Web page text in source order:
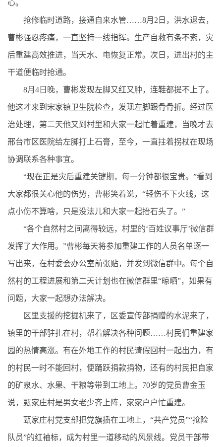
心。
抢修临时道路，接通自来水管……8月2日，洪水退去，
曹彬强忍疼痛，一直坚持一线指挥。生产自救有条不紊，灾
后重建高效推进，当天水、电恢复正常。次日，进出村的主
干道便临时抢通。
8月4日晚，曹彬发现左脚又红又肿，连鞋都提不上了。
他这才来到宋家镇卫生院检查，发现左脚跟骨骨折。经过医
治处理，第二天他又到村里和大家一起忙着重建，当晚才去
邢台市区医院给左脚打上石膏，至今，一直拄着拐杖在现场
协调联系各种事宜。
“现在正是灾后重建关键期，每一分钟都很宝贵。”看到
大家都很关心他的伤势，曹彬笑着说，“轻伤不下火线，这
点小伤不算啥，只是没法儿和大家一起抬石头了。”
“各个自然村之间离得较远，村里的‘百姓议事厅’微信群
发挥了大作用。”曹彬每天将参加重建工作的人员名单逐一
写出来，在村委会办公室前张贴，并发到微信群中。每个自
然村的工程进展和第二天计划也在微信群里“晾晒”，如果有
问题，大家一起想办法解决。
区里支援的挖掘机来了，区委宣传部捐赠的水泥来了，
镇里的干部驻扎在村，帮着解决各种问题……村民们重建家
园的热情高涨。有在外地工作的村民请假回村一起出力，有
的村民一时不能回村，便踊跃捐款捐物，还有的村民把自家
的矿泉水、水果、干粮等带到工地上。70岁的党员曹金玉
说，甄家庄村是男女老少齐上阵，家家户户忙重建。
甄家庄村党支部把党旗插在工地上，“共产党员”“抢险
队员”的红袖标，成为村里一道移动的风景线。党员干部带